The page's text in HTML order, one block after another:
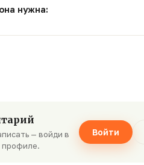
нужна:
— войди в
профиле.
Войти